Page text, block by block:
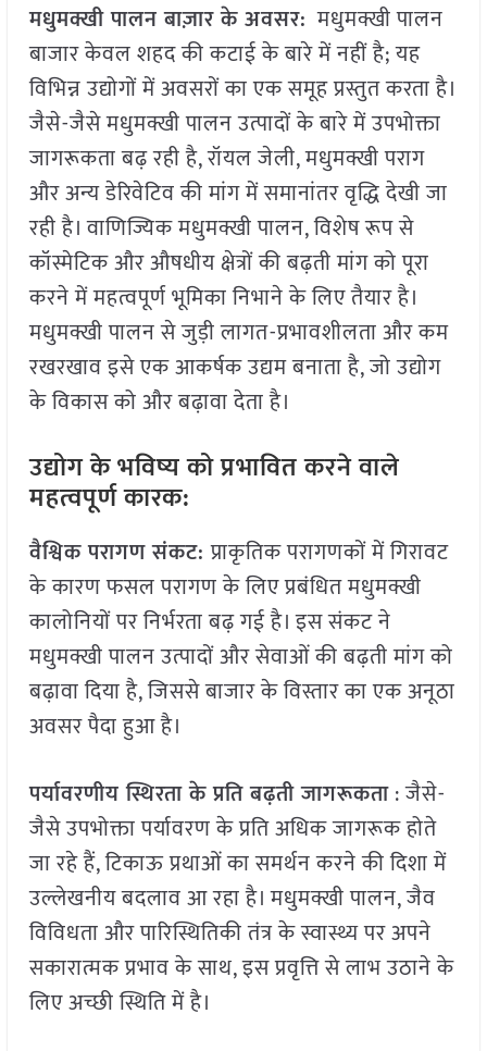
मधुमक्खी पालन बाज़ार के अवसर: मधुमक्खी पालन
बाजार केवल शहद की कटाई के बारे में नहीं है; यह
विभिन्न उद्योगों में अवसरों का एक समूह प्रस्तुत करता है।
जैसे-जैसे मधुमक्खी पालन उत्पादों के बारे में उपभोक्ता
जागरूकता बढ़ रही है, रॉयल जेली, मधुमक्खी पराग
और अन्य डेरिवेटिव की मांग में समानांतर वृद्धि देखी जा
रही है। वाणिज्यिक मधुमक्खी पालन, विशेष रूप से
कॉस्मेटिक और औषधीय क्षेत्रों की बढ़ती मांग को पूरा
करने में महत्वपूर्ण भूमिका निभाने के लिए तैयार है।
मधुमक्खी पालन से जुड़ी लागत-प्रभावशीलता और कम
रखरखाव इसे एक आकर्षक उद्यम बनाता है, जो उद्योग
के विकास को और बढ़ावा देता है।
उद्योग के भविष्य को प्रभावित करने वाले
महत्वपूर्ण कारक:
वैश्विक परागण संकट:प्राकृतिक परागणकों में गिरावट
के कारण फसल परागण के लिए प्रबंधित मधुमक्खी
कालोनियों पर निर्भरता बढ़ गई है। इस संकट ने
मधुमक्खी पालन उत्पादों और सेवाओं की बढ़ती मांग को
बढ़ावा दिया है, जिससे बाजार के विस्तार का एक अनूठा
अवसर पैदा हुआ है।
पर्यावरणीय स्थिरता के प्रति बढ़ती जागरूकता: जैसे-
जैसे उपभोक्ता पर्यावरण के प्रति अधिक जागरूक होते
जा रहे हैं, टिकाऊ प्रथाओं का समर्थन करने की दिशा में
उल्लेखनीय बदलाव आ रहा है। मधुमक्खी पालन, जैव
विविधता और पारिस्थितिकी तंत्र के स्वास्थ्य पर अपने
सकारात्मक प्रभाव के साथ, इस प्रवृत्ति से लाभ उठाने के
लिए अच्छी स्थिति में है।